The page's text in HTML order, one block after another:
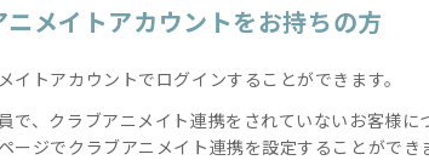
ニメイトアカウントをお持ちの方
イトアカウントでログインすることができます。
で、クラブアニメイト連携をされていないお客様に
ージでクラブアニメイト連携を設定することができ